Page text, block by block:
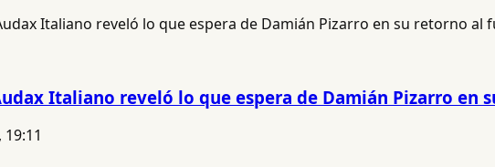
Italiano reveló lo que espera de Damián Pizarro